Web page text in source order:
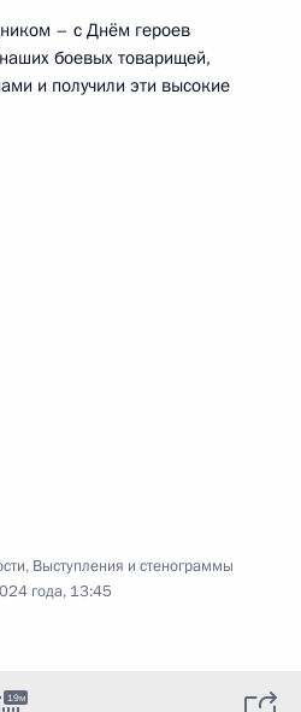
– с Днём героев
боевых товарищей,
и получили эти высокие
, Выступления и стенограммы
года, 13:45
19м